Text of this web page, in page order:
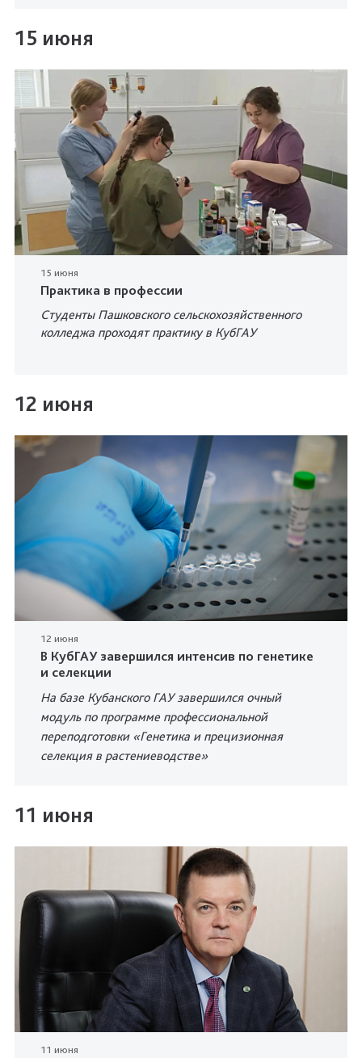
15 июня
15 июня
Практика в профессии
Студенты Пашковского сельскохозяйственного
колледжа проходят практику в КубГАУ
12 июня
12 июня
В КубГАУ завершился интенсив по генетике
и селекции
На базе Кубанского ГАУ завершился очный
модуль по программе профессиональной
переподготовки «Генетика и прецизионная
селекция в растениеводстве»
11 июня
11 июня